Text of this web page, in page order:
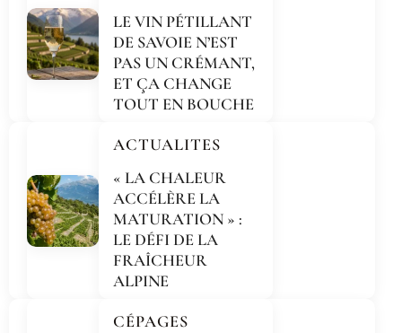
LE VIN PÉTILLANT
DE SAVOIE N’EST
PAS UN CRÉMANT,
ET ÇA CHANGE
TOUT EN BOUCHE
ACTUALITES
« LA CHALEUR
ACCÉLÈRE LA
MATURATION » :
LE DÉFI DE LA
FRAÎCHEUR
ALPINE
CÉPAGES